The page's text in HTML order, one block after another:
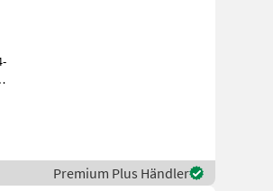
Premium Plus Händler